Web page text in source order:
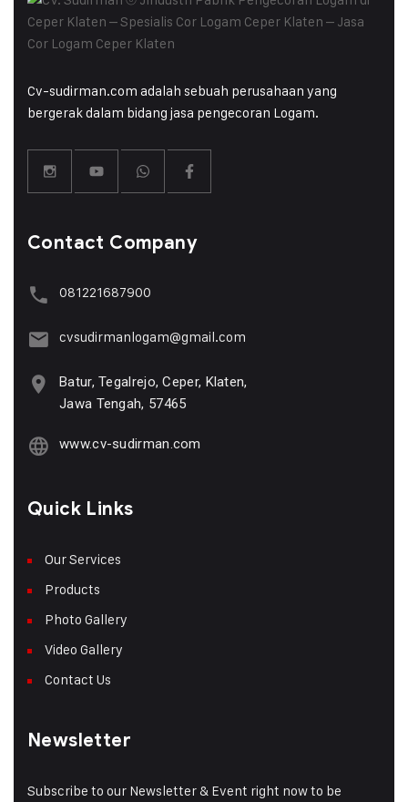
Cv-sudirman.com adalah sebuah perusahaan yang
bergerak dalam bidang jasa pengecoran Logam.
Contact Company
081221687900
cvsudirmanlogam@gmail.com
Batur, Tegalrejo, Ceper, Klaten,
Jawa Tengah, 57465
www.cv-sudirman.com
Quick Links
Our Services
Products
Photo Gallery
Video Gallery
Contact Us
Newsletter
Subscribe to our Newsletter & Event right now to be